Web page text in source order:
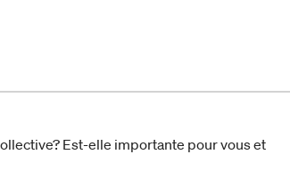
Est-elle importante pour vous et